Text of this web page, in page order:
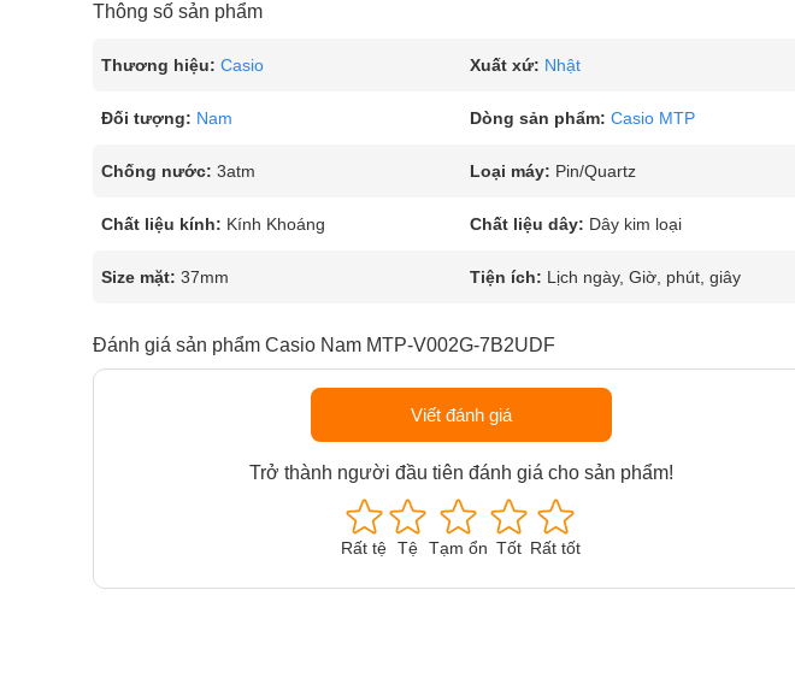
Thông số sản phẩm
Thương hiệu: Casio Xuất xứ: Nhật
Đối tượng: Nam Dòng sản phẩm: Casio MTP
Chống nước: 3atm Loại máy: Pin/Quartz
Chất liệu kính: Kính Khoáng Chất liệu dây: Dây kim loại
Size mặt: 37mm Tiện ích: Lịch ngày, Giờ, phút, giây
Đánh giá sản phẩm Casio Nam MTP-V002G-7B2UDF
Viết đánh giá
Trở thành người đầu tiên đánh giá cho sản phẩm!
Rất tệ Tệ Tạm ổn Tốt Rất tốt